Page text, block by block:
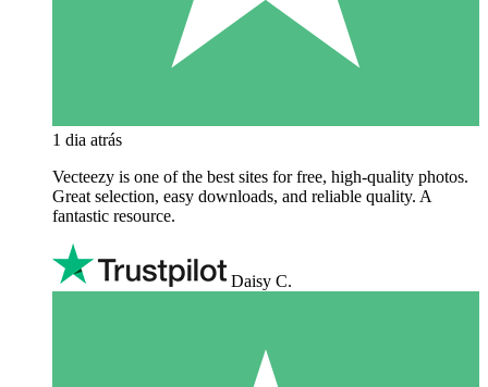
1 dia atrás
Vecteezy is one of the best sites for free, high‑quality photos.
Great selection, easy downloads, and reliable quality. A
fantastic resource.
Daisy C.